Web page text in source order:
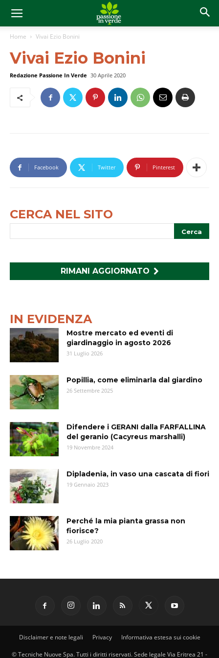
Home Vivai Ezio Bonini
Vivai Ezio Bonini
Redazione Passione In Verde 30 Aprile 2020
Facebook Twitter Pinterest
CERCA NEL SITO
RIMANI AGGIORNATO
IN EVIDENZA
Mostre mercato ed eventi di
giardinaggio in agosto 2026
31 Luglio 2026
Popillia, come eliminarla dal giardino
26 Settembre 2025
Difendere i GERANI dalla FARFALLINA
del geranio (Cacyreus marshalli)
19 Novembre 2024
Dipladenia, in vaso una cascata di fiori
19 Gennaio 2023
Perché la mia pianta grassa non
fiorisce?
26 Luglio 2020
Disclaimer e note legali Privacy Informativa estesa sui cookie
© Tecniche Nuove Spa. Tutti i diritti riservati. Sede legale Via Eritrea 21 -